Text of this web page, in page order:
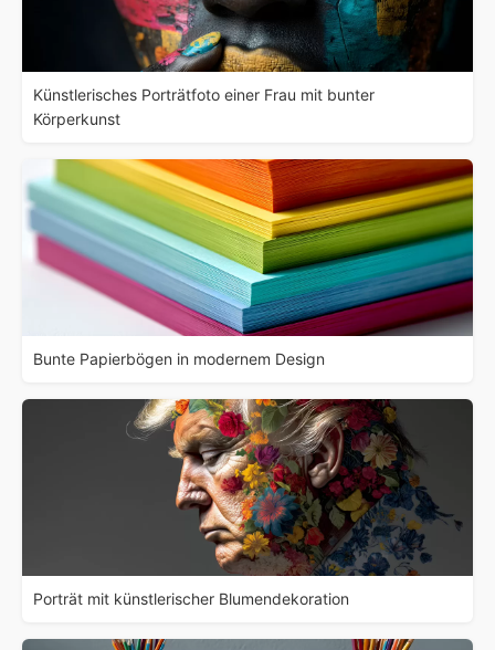
Künstlerisches Porträtfoto einer Frau mit bunter
Körperkunst
Bunte Papierbögen in modernem Design
Porträt mit künstlerischer Blumendekoration